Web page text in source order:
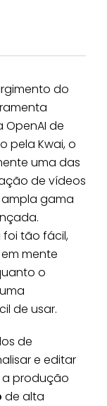
do
de
pela Kwai, o
uma das
de vídeos
gama
tão fácil,
mente
o
de usar.
de
e editar
produção
de alta